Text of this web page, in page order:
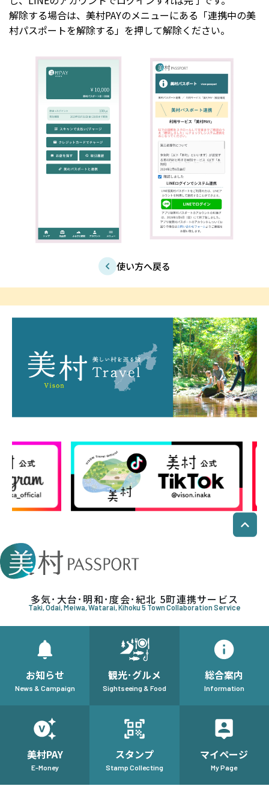
解除する場合は、美村PAYのメニューにある「連携中の美
村パスポートを解除する」を押して解除ください。
使い方へ戻る
多気･大台･明和･度会･紀北 5町連携サービス
Taki, Odai, Meiwa, Watarai, Kihoku 5 Town Collaboration Service
お知らせ
News & Campaign
観光･グルメ
Sightseeing & Food
総合案内
Information
美村PAY
E-Money
スタンプ
Stamp Collecting
マイページ
My Page